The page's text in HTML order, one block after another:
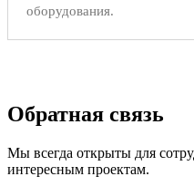
оборудования.
Обратная связь
Мы всегда открыты для
интересным проектам.